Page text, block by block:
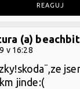
REAGUJ
(a)
v 16:28
jinde:(